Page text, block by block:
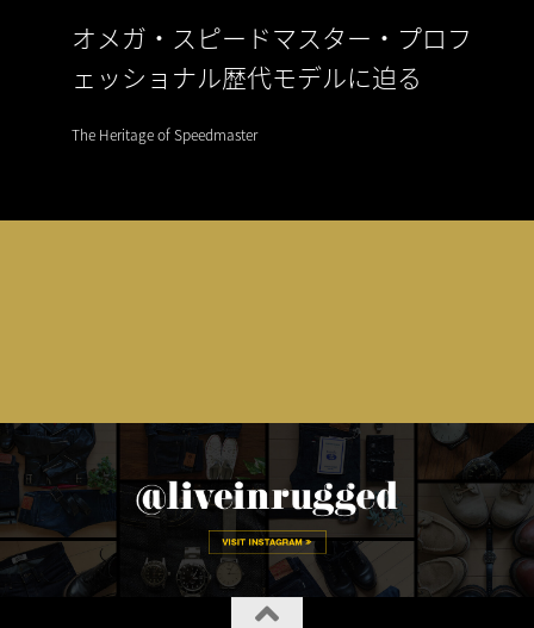
オメガ・スピードマスター・プロフ
ェッショナル歴代モデルに迫る
The Heritage of Speedmaster